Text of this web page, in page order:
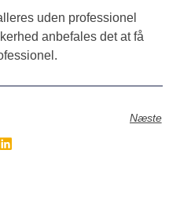
uden professionel
anbefales det at få
Næste